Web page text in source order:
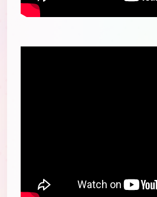
allowfullscreen="">
】?rel=0" frameborder="0"